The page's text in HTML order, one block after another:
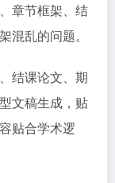
章节框架、结
混乱的问题。
结课论文、期
文稿生成，贴
贴合学术逻